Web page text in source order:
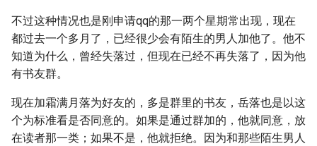
不过这种情况也是刚申请qq的那一两个星期常出现，现在
都过去一个多月了，已经很少会有陌生的男人加他了。他不
知道为什么，曾经失落过，但现在已经不再失落了，因为他
有书友群。
现在加霜满月落为好友的，多是群里的书友，岳落也是以这
个为标准看是否同意的。如果是通过群加的，他就同意，放
在读者那一类；如果不是，他就拒绝。因为和那些陌生男人